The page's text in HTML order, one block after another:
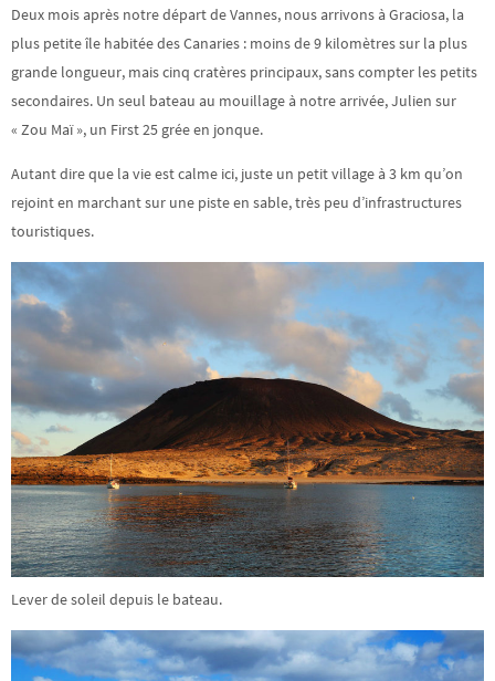
Deux mois après notre départ de Vannes, nous arrivons à Graciosa, la
plus petite île habitée des Canaries : moins de 9 kilomètres sur la plus
grande longueur, mais cinq cratères principaux, sans compter les petits
secondaires. Un seul bateau au mouillage à notre arrivée, Julien sur
« Zou Maï », un First 25 grée en jonque.
Autant dire que la vie est calme ici, juste un petit village à 3 km qu’on
rejoint en marchant sur une piste en sable, très peu d’infrastructures
touristiques.
Lever de soleil depuis le bateau.